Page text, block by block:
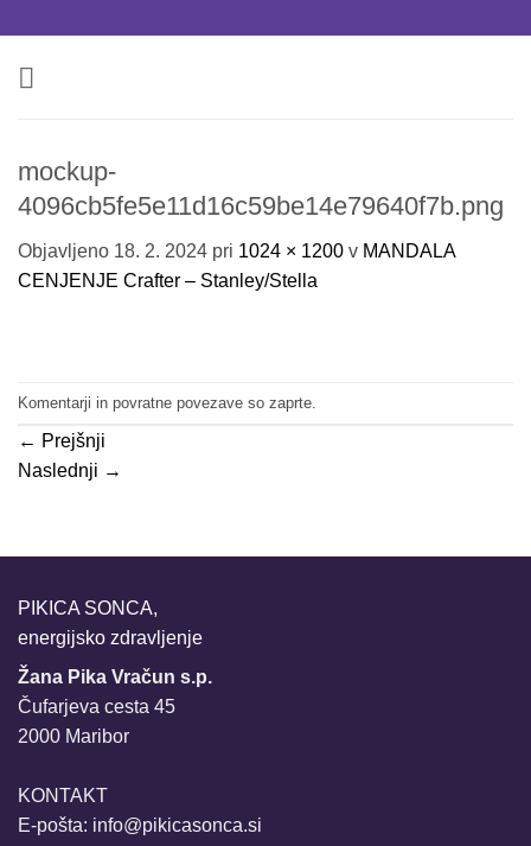
vsebino
mockup-
4096cb5fe5e11d16c59be14e79640f7b.png
Objavljeno 18. 2. 2024 pri 1024 × 1200 v MANDALA
CENJENJE Crafter – Stanley/Stella
Komentarji in povratne povezave so zaprte.
← Prejšnji
Naslednji →
PIKICA SONCA,
energijsko zdravljenje
Žana Pika Vračun s.p.
Čufarjeva cesta 45
2000 Maribor
KONTAKT
E-pošta: info@pikicasonca.si